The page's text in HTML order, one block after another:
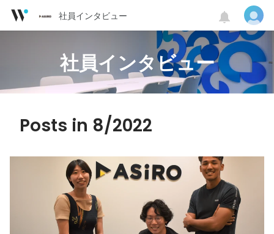
社員インタビュー
社員インタビュー
Posts in 8/2022